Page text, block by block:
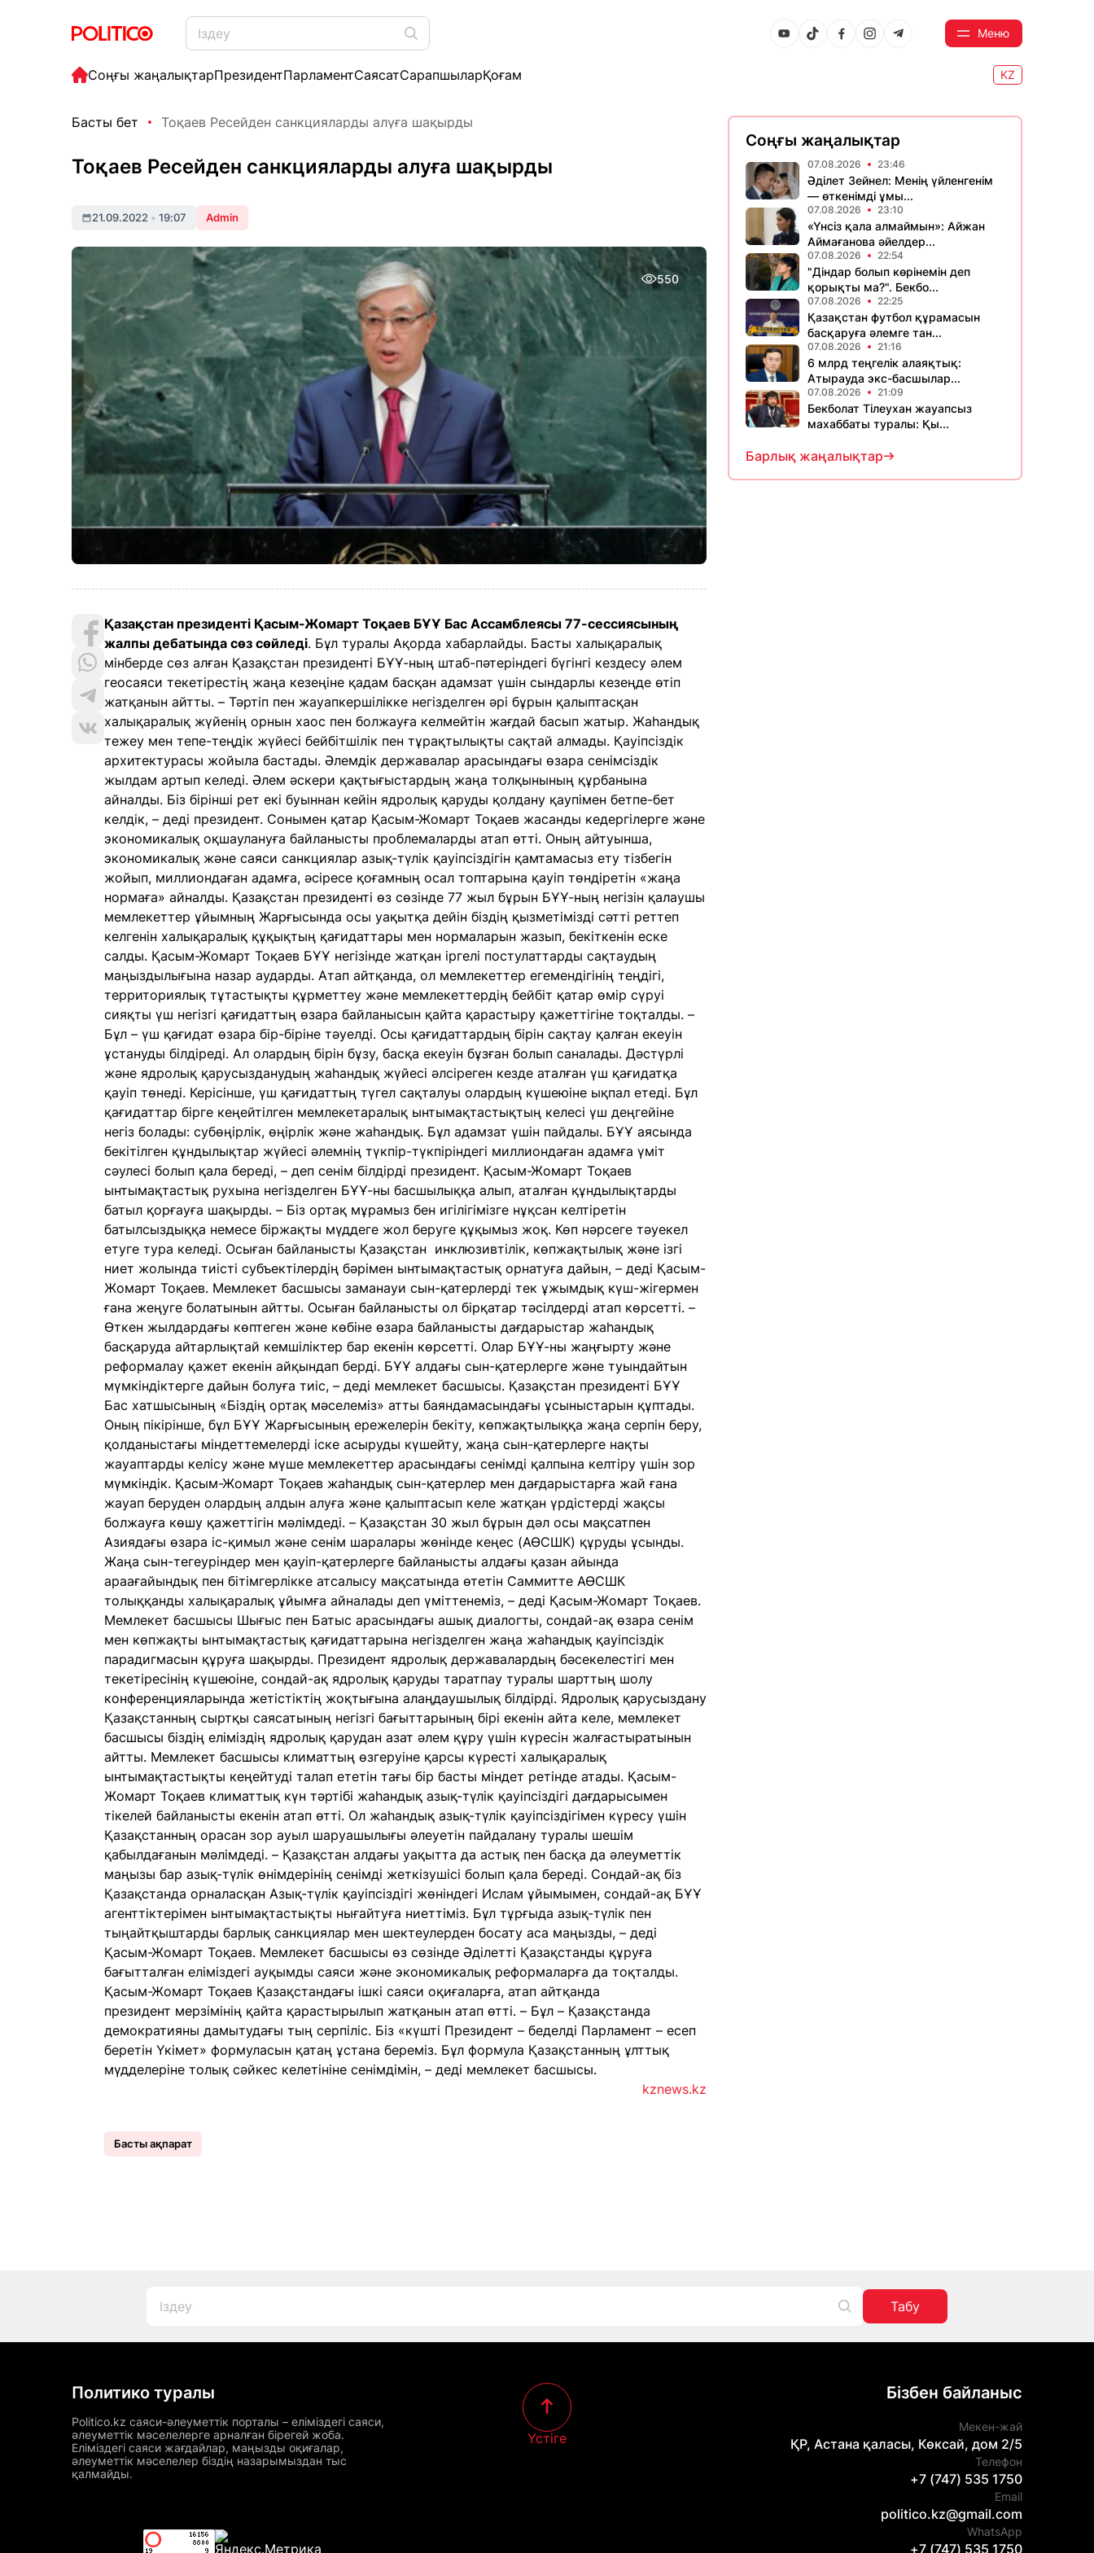
Меню
Соңғы жаңалықтарПрезидентПарламентСаясатСарапшыларҚоғам KZ
Басты бет Тоқаев Ресейден санкцияларды алуға шақырды
Тоқаев Ресейден санкцияларды алуға шақырды
21.09.2022 • 19:07 Admin
550
Қазақстан президенті Қасым-Жомарт Тоқаев БҰҰ Бас Ассамблеясы 77-сессиясының
жалпы дебатында сөз сөйледі. Бұл туралы Ақорда хабарлайды. Басты халықаралық
мінберде сөз алған Қазақстан президенті БҰҰ-ның штаб-пәтеріндегі бүгінгі кездесу әлем
геосаяси текетірестің жаңа кезеңіне қадам басқан адамзат үшін сындарлы кезеңде өтіп
жатқанын айтты. – Тәртіп пен жауапкершілікке негізделген әрі бұрын қалыптасқан
халықаралық жүйенің орнын хаос пен болжауға келмейтін жағдай басып жатыр. Жаһандық
тежеу ​​мен тепе-теңдік жүйесі бейбітшілік пен тұрақтылықты сақтай алмады. Қауіпсіздік
архитектурасы жойыла бастады. Әлемдік державалар арасындағы өзара сенімсіздік
жылдам артып келеді. Әлем әскери қақтығыстардың жаңа толқынының құрбанына
айналды. Біз бірінші рет екі буыннан кейін ядролық қаруды қолдану қаупімен бетпе-бет
келдік, – деді президент. Сонымен қатар Қасым-Жомарт Тоқаев жасанды кедергілерге және
экономикалық оқшаулануға байланысты проблемаларды атап өтті. Оның айтуынша,
экономикалық және саяси санкциялар азық-түлік қауіпсіздігін қамтамасыз ету тізбегін
жойып, миллиондаған адамға, әсіресе қоғамның осал топтарына қауіп төндіретін «жаңа
нормаға» айналды. Қазақстан президенті өз сөзінде 77 жыл бұрын БҰҰ-ның негізін қалаушы
мемлекеттер ұйымның Жарғысында осы уақытқа дейін біздің қызметімізді сәтті реттеп
келгенін халықаралық құқықтың қағидаттары мен нормаларын жазып, бекіткенін еске
салды. Қасым-Жомарт Тоқаев БҰҰ негізінде жатқан іргелі постулаттарды сақтаудың
маңыздылығына назар аударды. Атап айтқанда, ол мемлекеттер егемендігінің теңдігі,
территориялық тұтастықты құрметтеу және мемлекеттердің бейбіт қатар өмір сүруі
сияқты үш негізгі қағидаттың өзара байланысын қайта қарастыру қажеттігіне тоқталды. –
Бұл – үш қағидат өзара бір-біріне тәуелді. Осы қағидаттардың бірін сақтау қалған екеуін
ұстануды білдіреді. Ал олардың бірін бұзу, басқа екеуін бұзған болып саналады. Дәстүрлі
және ядролық қарусызданудың жаһандық жүйесі әлсіреген кезде аталған үш қағидатқа
қауіп төнеді. Керісінше, үш қағидаттың түгел сақталуы олардың күшеюіне ықпал етеді. Бұл
қағидаттар бірге кеңейтілген мемлекетаралық ынтымақтастықтың келесі үш деңгейіне
негіз болады: субөңірлік, өңірлік және жаһандық. Бұл адамзат үшін пайдалы. БҰҰ аясында
бекітілген құндылықтар жүйесі әлемнің түкпір-түкпіріндегі миллиондаған адамға үміт
сәулесі болып қала береді, – деп сенім білдірді президент. Қасым-Жомарт Тоқаев
ынтымақтастық рухына негізделген БҰҰ-ны басшылыққа алып, аталған құндылықтарды
батыл қорғауға шақырды. – Біз ортақ мұрамыз бен игілігімізге нұқсан келтіретін
батылсыздыққа немесе біржақты мүддеге жол беруге құқымыз жоқ. Көп нәрсеге тәуекел
етуге тура келеді. Осыған байланысты Қазақстан инклюзивтілік, көпжақтылық және ізгі
ниет жолында тиісті субъектілердің бәрімен ынтымақтастық орнатуға дайын, – деді Қасым-
Жомарт Тоқаев. Мемлекет басшысы заманауи сын-қатерлерді тек ұжымдық күш-жігермен
ғана жеңуге болатынын айтты. Осыған байланысты ол бірқатар тәсілдерді атап көрсетті. –
Өткен жылдардағы көптеген және көбіне өзара байланысты дағдарыстар жаһандық
басқаруда айтарлықтай кемшіліктер бар екенін көрсетті. Олар БҰҰ-ны жаңғырту және
реформалау қажет екенін айқындап берді. БҰҰ алдағы сын-қатерлерге және туындайтын
мүмкіндіктерге дайын болуға тиіс, – деді мемлекет басшысы. Қазақстан президенті БҰҰ
Бас хатшысының «Біздің ортақ мәселеміз» атты баяндамасындағы ұсыныстарын құптады.
Оның пікірінше, бұл БҰҰ Жарғысының ережелерін бекіту, көпжақтылыққа жаңа серпін беру,
қолданыстағы міндеттемелерді іске асыруды күшейту, жаңа сын-қатерлерге нақты
жауаптарды келісу және мүше мемлекеттер арасындағы сенімді қалпына келтіру үшін зор
мүмкіндік. Қасым-Жомарт Тоқаев жаһандық сын-қатерлер мен дағдарыстарға жай ғана
жауап беруден олардың алдын алуға және қалыптасып келе жатқан үрдістерді жақсы
болжауға көшу қажеттігін мәлімдеді. – Қазақстан 30 жыл бұрын дәл осы мақсатпен
Азиядағы өзара іс-қимыл және сенім шаралары жөнінде кеңес (АӨСШК) құруды ұсынды.
Жаңа сын-тегеуріндер мен қауіп-қатерлерге байланысты алдағы қазан айында
араағайындық пен бітімгерлікке атсалысу мақсатында өтетін Саммитте АӨСШК
толыққанды халықаралық ұйымға айналады деп үміттенеміз, – деді Қасым-Жомарт Тоқаев.
Мемлекет басшысы Шығыс пен Батыс арасындағы ашық диалогты, сондай-ақ өзара сенім
мен көпжақты ынтымақтастық қағидаттарына негізделген жаңа жаһандық қауіпсіздік
парадигмасын құруға шақырды. Президент ядролық державалардың бәсекелестігі мен
текетіресінің күшеюіне, сондай-ақ ядролық қаруды таратпау туралы шарттың шолу
конференцияларында жетістіктің жоқтығына алаңдаушылық білдірді. Ядролық қарусыздану
Қазақстанның сыртқы саясатының негізгі бағыттарының бірі екенін айта келе, мемлекет
басшысы біздің еліміздің ядролық қарудан азат әлем құру үшін күресін жалғастыратынын
айтты. Мемлекет басшысы климаттың өзгеруіне қарсы күресті халықаралық
ынтымақтастықты кеңейтуді талап ететін тағы бір басты міндет ретінде атады. Қасым-
Жомарт Тоқаев климаттық күн тәртібі жаһандық азық-түлік қауіпсіздігі дағдарысымен
тікелей байланысты екенін атап өтті. Ол жаһандық азық-түлік қауіпсіздігімен күресу үшін
Қазақстанның орасан зор ауыл шаруашылығы әлеуетін пайдалану туралы шешім
қабылдағанын мәлімдеді. – Қазақстан алдағы уақытта да астық пен басқа да әлеуметтік
маңызы бар азық-түлік өнімдерінің сенімді жеткізушісі болып қала береді. Сондай-ақ біз
Қазақстанда орналасқан Азық-түлік қауіпсіздігі жөніндегі Ислам ұйымымен, сондай-ақ БҰҰ
агенттіктерімен ынтымақтастықты нығайтуға ниеттіміз. Бұл тұрғыда азық-түлік пен
тыңайтқыштарды барлық санкциялар мен шектеулерден босату аса маңызды, – деді
Қасым-Жомарт Тоқаев. Мемлекет басшысы өз сөзінде Әділетті Қазақстанды құруға
бағытталған еліміздегі ауқымды саяси және экономикалық реформаларға да тоқталды.
Қасым-Жомарт Тоқаев Қазақстандағы ішкі саяси оқиғаларға, атап айтқанда
президент мерзімінің қайта қарастырылып жатқанын атап өтті. – Бұл – Қазақстанда
демократияны дамытудағы тың серпіліс. Біз «күшті Президент – беделді Парламент – есеп
беретін Үкімет» формуласын қатаң ұстана береміз. Бұл формула Қазақстанның ұлттық
мүдделеріне толық сәйкес келетініне сенімдімін, – деді мемлекет басшысы.
kznews.kz
Басты ақпарат
Соңғы жаңалықтар
07.08.2026 23:46
Әділет Зейнел: Менің үйленгенім
— өткенімді ұмы...
07.08.2026 23:10
«Үнсіз қала алмаймын»: Айжан
Аймағанова әйелдер...
07.08.2026 22:54
"Діндар болып көрінемін деп
қорықты ма?". Бекбо...
07.08.2026 22:25
Қазақстан футбол құрамасын
басқаруға әлемге тан...
07.08.2026 21:16
6 млрд теңгелік алаяқтық:
Атырауда экс-басшылар...
07.08.2026 21:09
Бекболат Тілеухан жауапсыз
махаббаты туралы: Қы...
Барлық жаңалықтар
Табу
Политико туралы
Politico.kz саяси-әлеуметтік порталы – еліміздегі саяси,
әлеуметтік мәселелерге арналған бірегей жоба.
Еліміздегі саяси жағдайлар, маңызды оқиғалар,
әлеуметтік мәселелер біздің назарымыздан тыс
қалмайды.
Үстіге
Бізбен байланыс
Мекен-жай
ҚР, Астана қаласы, Көксай, дом 2/5
Телефон
+7 (747) 535 1750
Email
politico.kz@gmail.com
WhatsApp
+7 (747) 535 1750